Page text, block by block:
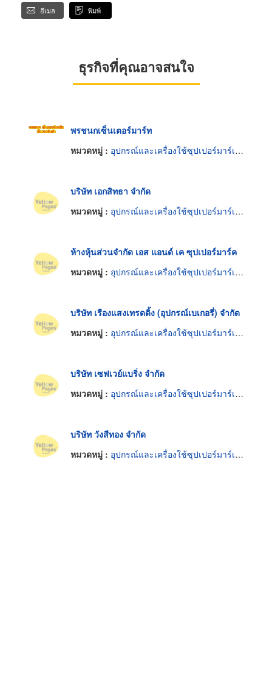
อีเมล พิมพ์
ธุรกิจที่คุณอาจสนใจ
พรชนกเซ็นเตอร์มาร์ท
หมวดหมู่ : อุปกรณ์และเครื่องใช้ซุปเปอร์มาร์เก็ต
บริษัท เอกสิทธา จำกัด
หมวดหมู่ : อุปกรณ์และเครื่องใช้ซุปเปอร์มาร์เก็ต
ห้างหุ้นส่วนจำกัด เอส แอนด์ เค ซุปเปอร์มาร์ค
หมวดหมู่ : อุปกรณ์และเครื่องใช้ซุปเปอร์มาร์เก็ต
บริษัท เรืองแสงเทรดดิ้ง (อุปกรณ์เบเกอรี่) จำกัด
หมวดหมู่ : อุปกรณ์และเครื่องใช้ซุปเปอร์มาร์เก็ต
บริษัท เซฟเวย์แบริ่ง จำกัด
หมวดหมู่ : อุปกรณ์และเครื่องใช้ซุปเปอร์มาร์เก็ต
บริษัท วังสีทอง จำกัด
หมวดหมู่ : อุปกรณ์และเครื่องใช้ซุปเปอร์มาร์เก็ต